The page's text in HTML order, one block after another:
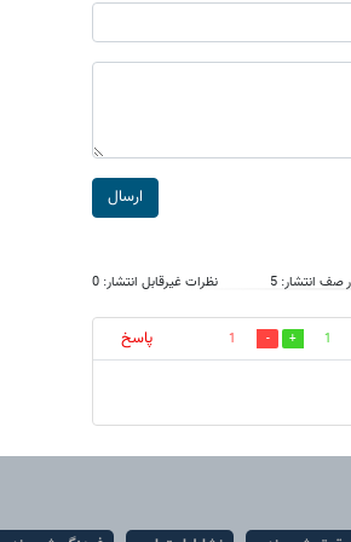
ارسال
صف انتشار: 5 نظرات غیرقابل انتشار: 0
1
1
پاسخ